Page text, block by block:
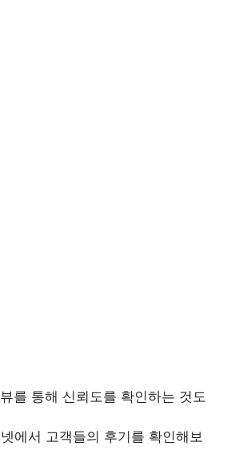
를 통해 신뢰도를 확인하는 것도
에서 고객들의 후기를 확인해보